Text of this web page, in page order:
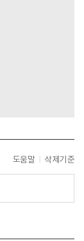
도움말 삭제기준